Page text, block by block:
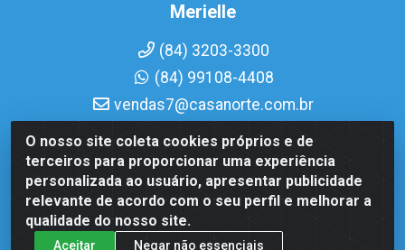
O nosso site coleta cookies próprios e de
terceiros para proporcionar uma experiência
personalizada ao usuário, apresentar publicidade
relevante de acordo com o seu perfil e melhorar a
qualidade do nosso site.
Aceitar Negar não essenciais
Merielle
(84) 3203-3300
(84) 99108-4408
vendas7@casanorte.com.br
Casa Norte LTDA - Av. Interventor Mário Câmara, 1815 -
Dix-Sept Rosado, Natal/RN - CEP 59054-600 - CNPJ
08.713.513/0001-51